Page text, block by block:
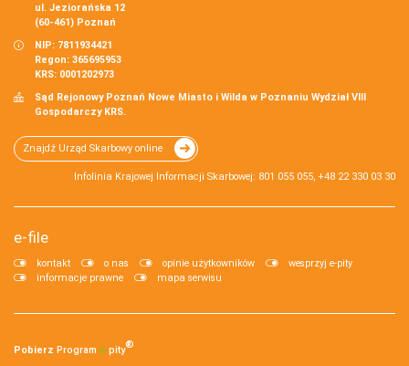
ul. Jeziorańska 12
(60-461) Poznań
NIP: 7811934421
Regon: 365695953
KRS: 0001202973
Sąd Rejonowy Poznań Nowe Miasto i Wilda w Poznaniu Wydział VIII
Gospodarczy KRS.
Znajdź Urząd Skarbowy online
Infolinia Krajowej Informacji Skarbowej: 801 055 055, +48 22 330 03 30
e-file
kontakt o nas opinie użytkowników
wesprzyj e-pity
informacje prawne
mapa serwisu
Pobierz Program e‑pity®